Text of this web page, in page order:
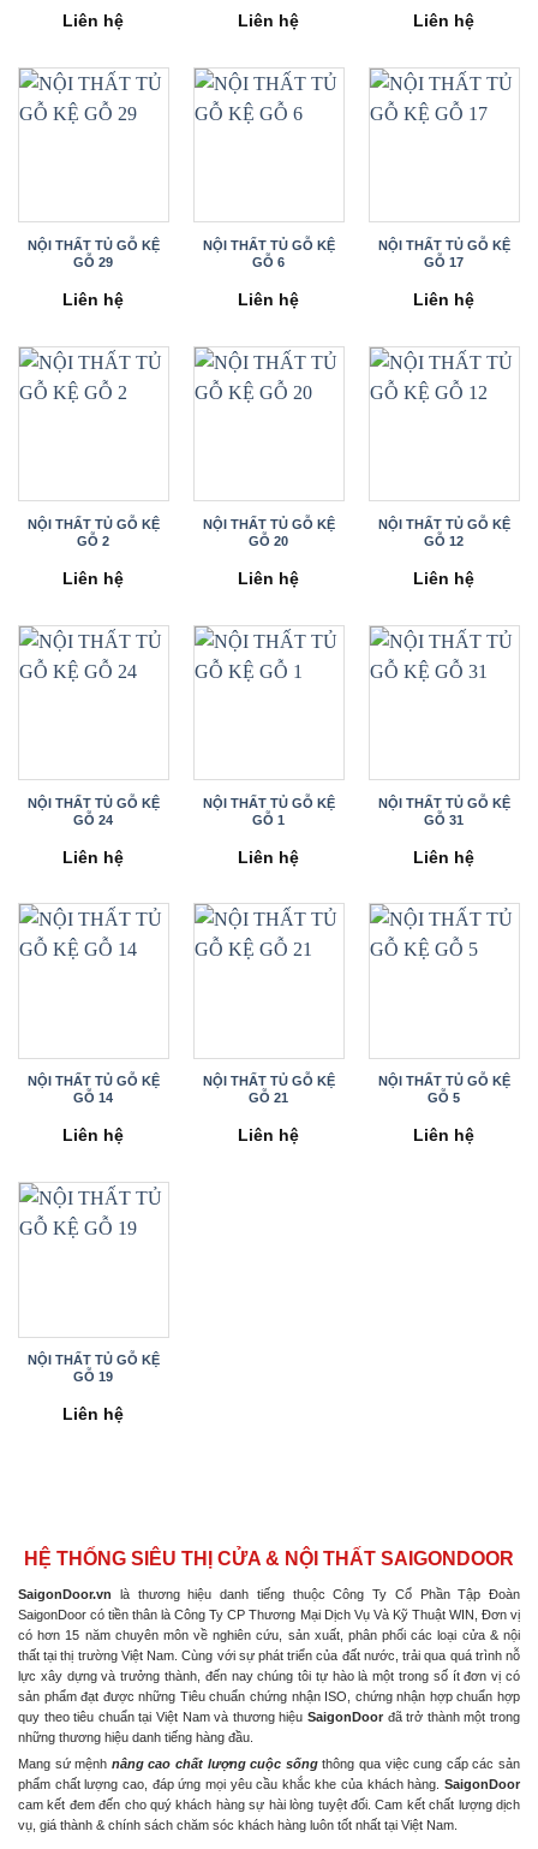
Liên hệ Liên hệ Liên hệ
NỘI THẤT TỦ GỖ KỆ
GỖ 29
Liên hệ
NỘI THẤT TỦ GỖ KỆ
GỖ 6
Liên hệ
NỘI THẤT TỦ GỖ KỆ
GỖ 17
Liên hệ
NỘI THẤT TỦ GỖ KỆ
GỖ 2
Liên hệ
NỘI THẤT TỦ GỖ KỆ
GỖ 20
Liên hệ
NỘI THẤT TỦ GỖ KỆ
GỖ 12
Liên hệ
NỘI THẤT TỦ GỖ KỆ
GỖ 24
Liên hệ
NỘI THẤT TỦ GỖ KỆ
GỖ 1
Liên hệ
NỘI THẤT TỦ GỖ KỆ
GỖ 31
Liên hệ
NỘI THẤT TỦ GỖ KỆ
GỖ 14
Liên hệ
NỘI THẤT TỦ GỖ KỆ
GỖ 21
Liên hệ
NỘI THẤT TỦ GỖ KỆ
GỖ 5
Liên hệ
NỘI THẤT TỦ GỖ KỆ
GỖ 19
Liên hệ
HỆ THỐNG SIÊU THỊ CỬA & NỘI THẤT SAIGONDOOR
SaigonDoor.vn là thương hiệu danh tiếng thuộc Công Ty Cổ Phần Tập Đoàn
SaigonDoor có tiền thân là Công Ty CP Thương Mại Dịch Vụ Và Kỹ Thuật WIN, Đơn vị
có hơn 15 năm chuyên môn về nghiên cứu, sản xuất, phân phối các loại cửa & nội
thất tại thị trường Việt Nam. Cùng với sự phát triển của đất nước, trải qua quá trình nỗ
lực xây dựng và trưởng thành, đến nay chúng tôi tự hào là một trong số ít đơn vị có
sản phẩm đạt được những Tiêu chuẩn chứng nhận ISO, chứng nhận hợp chuẩn hợp
quy theo tiêu chuẩn tại Việt Nam và thương hiệu SaigonDoor đã trở thành một trong
những thương hiệu danh tiếng hàng đầu.
Mang sứ mệnh nâng cao chất lượng cuộc sốngthông qua việc cung cấp các sản
phẩm chất lượng cao, đáp ứng mọi yêu cầu khắc khe của khách hàng. SaigonDoor
cam kết đem đến cho quý khách hàng sự hài lòng tuyệt đối. Cam kết chất lượng dịch
vụ, giá thành & chính sách chăm sóc khách hàng luôn tốt nhất tại Việt Nam.